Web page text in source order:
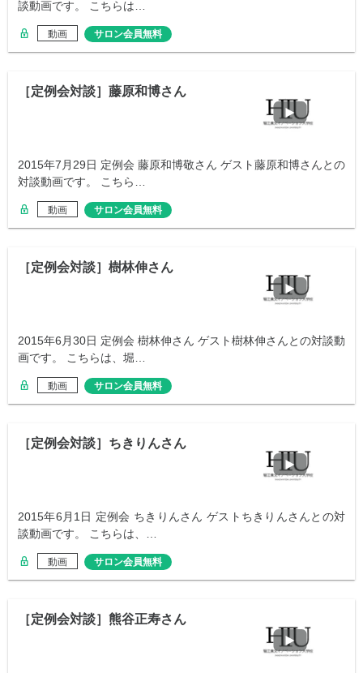
談動画です。 こちらは…
動画 サロン会員無料
［定例会対談］藤原和博さん
2015年7月29日 定例会 藤原和博敬さん ゲスト藤原和博さんとの
対談動画です。 こちら…
動画 サロン会員無料
［定例会対談］樹林伸さん
2015年6月30日 定例会 樹林伸さん ゲスト樹林伸さんとの対談動
画です。 こちらは、堀…
動画 サロン会員無料
［定例会対談］ちきりんさん
2015年6月1日 定例会 ちきりんさん ゲストちきりんさんとの対
談動画です。 こちらは、…
動画 サロン会員無料
［定例会対談］熊谷正寿さん